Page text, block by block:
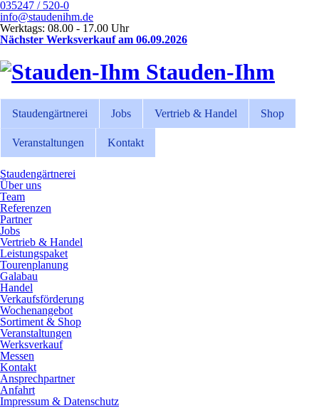
035247 / 520-0
info@staudenihm.de
Werktags: 08.00 - 17.00 Uhr
Nächster Werksverkauf am 06.09.2026
Stauden-Ihm
Staudengärtnerei Jobs Vertrieb & Handel Shop
Veranstaltungen Kontakt
Staudengärtnerei
Über uns
Team
Referenzen
Partner
Jobs
Vertrieb & Handel
Leistungspaket
Tourenplanung
Galabau
Handel
Verkaufsförderung
Wochenangebot
Sortiment & Shop
Veranstaltungen
Werksverkauf
Messen
Kontakt
Ansprechpartner
Anfahrt
Impressum & Datenschutz